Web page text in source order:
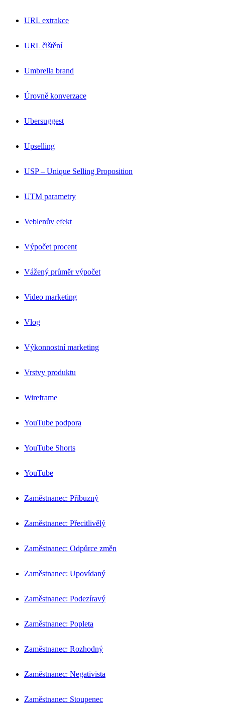
URL extrakce
URL čištění
Umbrella brand
Úrovně konverzace
Ubersuggest
Upselling
USP – Unique Selling Proposition
UTM parametry
Veblenův efekt
Výpočet procent
Vážený průměr výpočet
Video marketing
Vlog
Výkonnostní marketing
Vrstvy produktu
Wireframe
YouTube podpora
YouTube Shorts
YouTube
Zaměstnanec: Příbuzný
Zaměstnanec: Přecitlivělý
Zaměstnanec: Odpůrce změn
Zaměstnanec: Upovídaný
Zaměstnanec: Podezíravý
Zaměstnanec: Popleta
Zaměstnanec: Rozhodný
Zaměstnanec: Negativista
Zaměstnanec: Stoupenec